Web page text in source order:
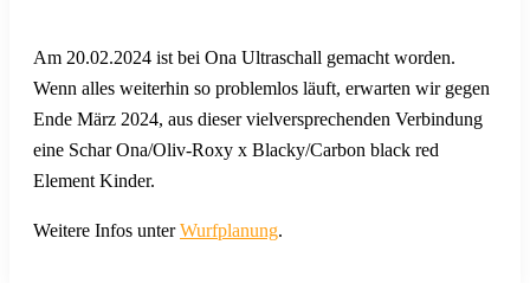
Am 20.02.2024 ist bei Ona Ultraschall gemacht worden.
Wenn alles weiterhin so problemlos läuft, erwarten wir gegen
Ende März 2024, aus dieser vielversprechenden Verbindung
eine Schar Ona/Oliv-Roxy x Blacky/Carbon black red
Element Kinder.
Weitere Infos unterWurfplanung.